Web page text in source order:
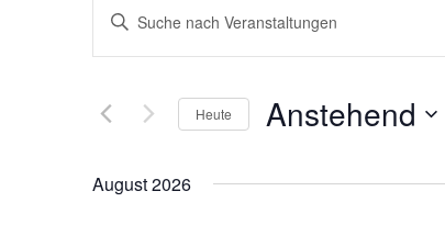
Suche
und
Navigation
Bitte
Schlüsselwort
eingeben.
Veranstaltungen
Heute Anstehend
August 2026